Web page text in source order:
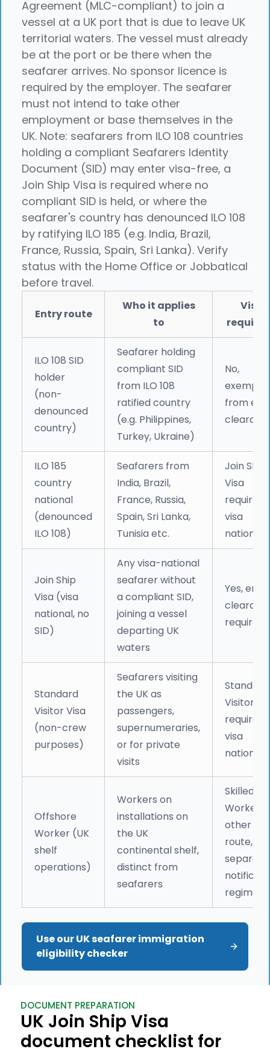
Agreement (MLC-compliant) to join a
vessel at a UK port that is due to leave UK
territorial waters. The vessel must already
be at the port or be there when the
seafarer arrives. No sponsor licence is
required by the employer. The seafarer
must not intend to take other
employment or base themselves in the
UK. Note: seafarers from ILO 108 countries
holding a compliant Seafarers Identity
Document (SID) may enter visa-free, a
Join Ship Visa is required where no
compliant SID is held, or where the
seafarer's country has denounced ILO 108
by ratifying ILO 185 (e.g. India, Brazil,
France, Russia, Spain, Sri Lanka). Verify
status with the Home Office or Jobbatical
before travel.
Entry route
Who it applies
to
Visa
ILO 108 SID
holder
(non-
denounced
country)
Seafarer holding
compliant SID
from ILO 108
ratified country
(e.g. Philippines,
Turkey, Ukraine)
No,
exempt
from
ILO 185
country
national
(denounced
ILO 108)
Seafarers from
India, Brazil,
France, Russia,
Spain, Sri Lanka,
Tunisia etc.
Join Ship
Visa
required
visa
national)
Join Ship
Visa (visa
national, no
SID)
Any visa-national
seafarer without
a compliant SID,
joining a vessel
departing UK
waters
Yes,
required
Standard
Visitor Visa
(non-crew
purposes)
Seafarers visiting
the UK as
passengers,
supernumeraries,
or for private
visits
Standard
Visitor
required
visa
national)
Offshore
Worker (UK
shelf
operations)
Workers on
installations on
the UK
continental shelf,
distinct from
seafarers
Skilled
Worker
other
route,
separate
regime
Use our UK seafarer immigration
eligibility checker
DOCUMENT PREPARATION
UK Join Ship Visa
document checklist for